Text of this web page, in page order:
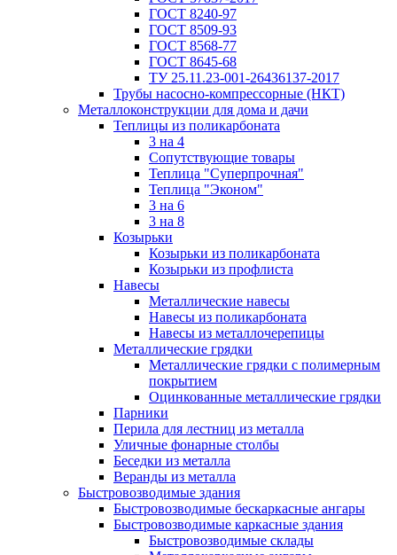
ГОСТ 8240-97
ГОСТ 8509-93
ГОСТ 8568-77
ГОСТ 8645-68
ТУ 25.11.23-001-26436137-2017
Трубы насосно-компрессорные (НКТ)
Металлоконструкции для дома и дачи
Теплицы из поликарбоната
3 на 4
Сопутствующие товары
Теплица "Суперпрочная"
Теплица "Эконом"
3 на 6
3 на 8
Козырьки
Козырьки из поликарбоната
Козырьки из профлиста
Навесы
Металлические навесы
Навесы из поликарбоната
Навесы из металлочерепицы
Металлические грядки
Металлические грядки с полимерным
покрытием
Оцинкованные металлические грядки
Парники
Перила для лестниц из металла
Уличные фонарные столбы
Беседки из металла
Веранды из металла
Быстровозводимые здания
Быстровозводимые бескаркасные ангары
Быстровозводимые каркасные здания
Быстровозводимые склады